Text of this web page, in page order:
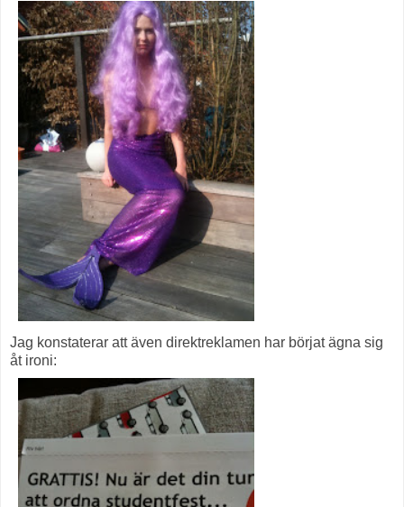
Jag konstaterar att även direktreklamen har börjat ägna sig
åt ironi: